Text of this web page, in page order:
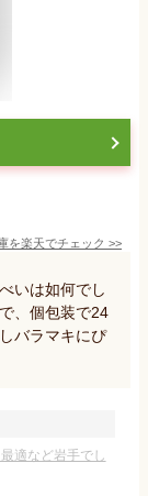
を楽天でチェック >>
いは如何でし
、個包装で24
バラマキにぴ
適など岩手でし